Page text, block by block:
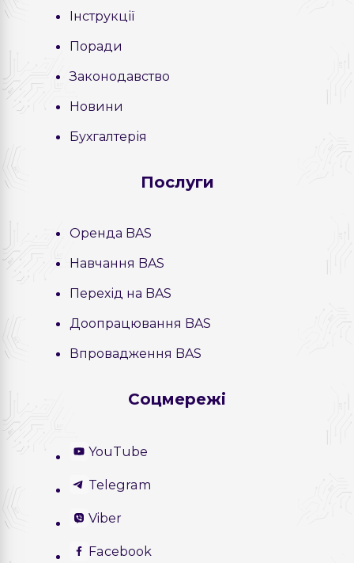
Інструкції
Поради
Законодавство
Новини
Бухгалтерія
Послуги
Оренда BAS
Навчання BAS
Перехід на BAS
Доопрацювання BAS
Впровадження BAS
Соцмережі
YouTube
Telegram
Viber
Facebook